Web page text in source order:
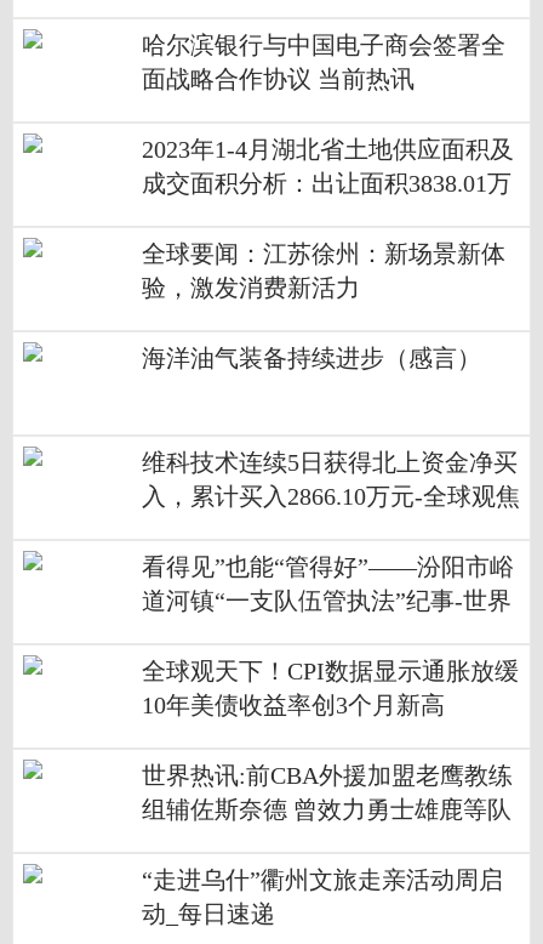
哈尔滨银行与中国电子商会签署全
面战略合作协议 当前热讯
2023年1-4月湖北省土地供应面积及
成交面积分析：出让面积3838.01万
点
全球要闻：江苏徐州：新场景新体
验，激发消费新活力
海洋油气装备持续进步（感言）
维科技术连续5日获得北上资金净买
入，累计买入2866.10万元-全球观焦
看得见”也能“管得好”——汾阳市峪
道河镇“一支队伍管执法”纪事-世界
全球观天下！CPI数据显示通胀放缓
10年美债收益率创3个月新高
世界热讯:前CBA外援加盟老鹰教练
组辅佐斯奈德 曾效力勇士雄鹿等队
“走进乌什”衢州文旅走亲活动周启
动_每日速递